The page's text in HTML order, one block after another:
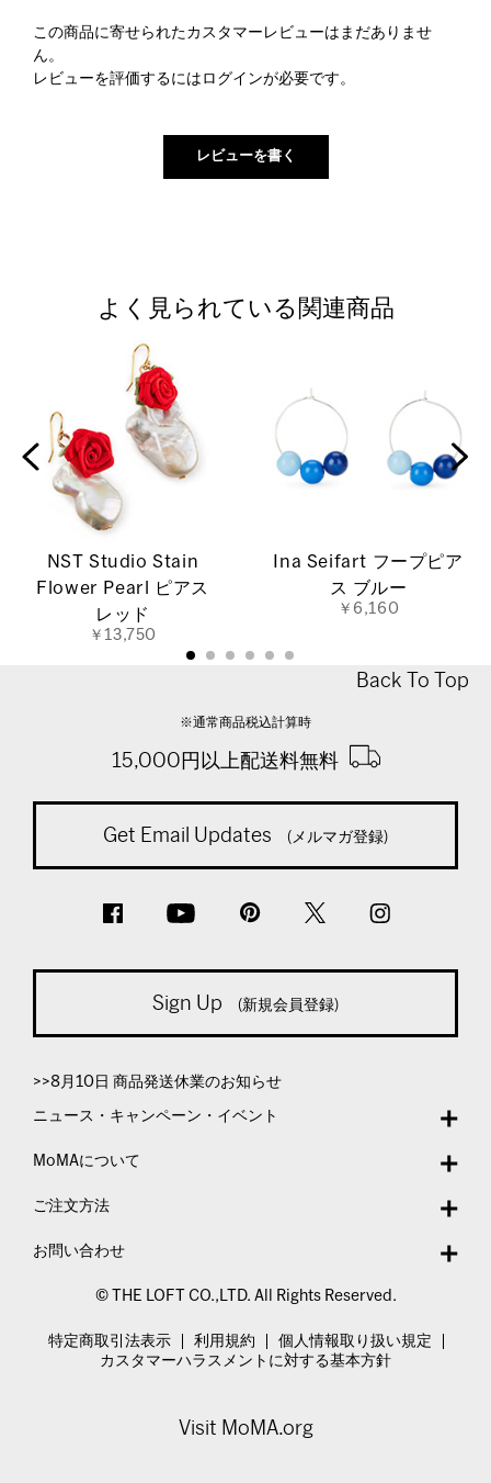
この商品に寄せられたカスタマーレビューはまだありませ
ん。
レビューを評価するには ログインが必要です。
よく見られている関連商品
NST Studio Stain
Flower Pearl ピアス
レッド
￥13,750
Ina Seifart フープピア
ス ブルー
￥6,160
Back To Top
※通常商品税込計算時
15,000円以上配送料無料
Get Email Updates (メルマガ登録)
Sign Up (新規会員登録)
>>8月10日 商品発送休業のお知らせ
ニュース・キャンペーン・イベント
MoMAについて
ご注文方法
お問い合わせ
© THE LOFT CO.,LTD. All Rights Reserved.
特定商取引法表示 利用規約
個人情報取り扱い規定
カスタマーハラスメントに対する基本方針
Visit MoMA.org